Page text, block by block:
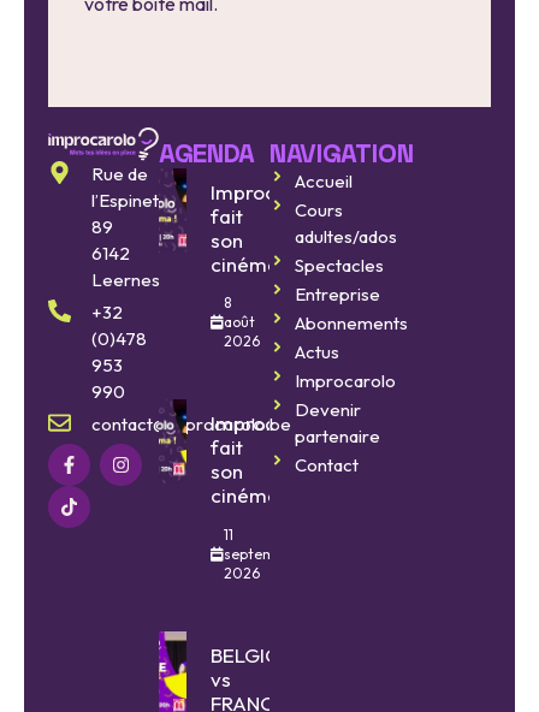
Rue de
l’Espinette
89
6142
Leernes
+32
(0)478
953
990
contact@improcarolo.be
AGENDA
Improcarolo
fait
son
cinéma
8
août
2026
Improcarolo
fait
son
cinéma
11
septembre
2026
BELGIQUE
vs
FRANCE
NAVIGATION
Accueil
Cours
adultes/ados
Spectacles
Entreprise
Abonnements
Actus
Improcarolo
Devenir
partenaire
Contact